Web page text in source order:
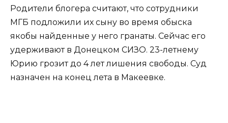
Родители блогера считают, что сотрудники
МГБ подложили их сыну во время обыска
якобы найденные у него гранаты. Сейчас его
удерживают в Донецком СИЗО. 23-летнему
Юрию грозит до 4 лет лишения свободы. Суд
назначен на конец лета в Макеевке.